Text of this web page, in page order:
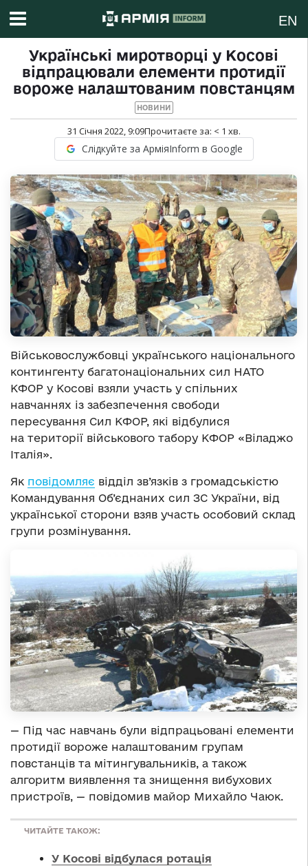
EN
Українські миротворці у Косові
відпрацювали елементи протидії
вороже налаштованим повстанцям
НОВИНИ
31 Січня 2022, 9:09Прочитаєте за: < 1 хв.
Слідкуйте за АрміяInform в Google
Військовослужбовці українського національного
контингенту багатонаціональних сил НАТО
КФОР у Косові взяли участь у спільних
навчаннях із забезпечення свободи
пересування Сил КФОР, які відбулися
на території військового табору КФОР «Віладжо
Італія».
Як повідомляє відділ зв’язків з громадськістю
Командування Об’єднаних сил ЗС України, від
української сторони взяв участь особовий склад
групи розмінування.
— Під час навчань були відпрацьовані елементи
протидії вороже налаштованим групам
повстанців та мітингувальників, а також
алгоритм виявлення та знищення вибухових
пристроїв, — повідомив майор Михайло Чаюк.
ЧИТАЙТЕ ТАКОЖ:
У Косові відбулася ротація